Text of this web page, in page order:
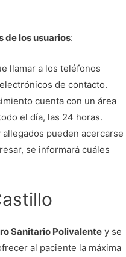
de los usuarios:
llamar a los teléfonos
de contacto.
cuenta con un área
el día, las 24 horas.
pueden acercarse
se informará cuáles
Sanitario Polivalente y se
al paciente la máxima